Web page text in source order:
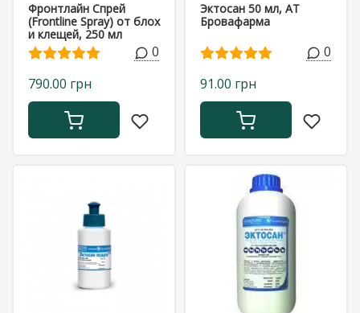
Фронтлайн Спрей
(Frontline Spray) от блох
и клещей, 250 мл
0
790.00 грн
Эктосан 50 мл, АТ
Бровафарма
0
91.00 грн